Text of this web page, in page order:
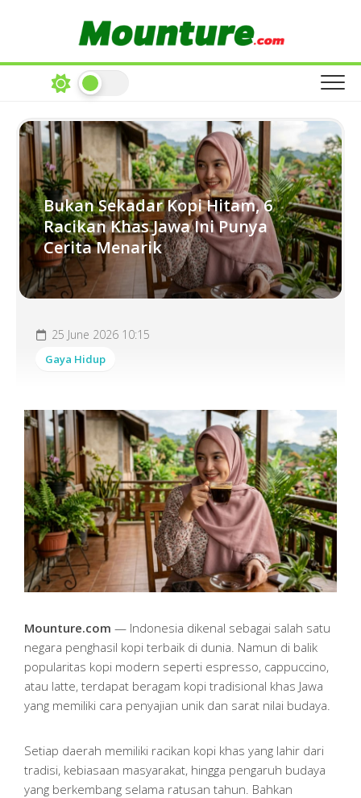
Bukan Sekadar Kopi Hitam, 6
Racikan Khas Jawa Ini Punya
Cerita Menarik
25 June 2026 10:15
Gaya Hidup
Mounture.com — Indonesia dikenal sebagai salah satu
negara penghasil kopi terbaik di dunia. Namun di balik
popularitas kopi modern seperti espresso, cappuccino,
atau latte, terdapat beragam kopi tradisional khas Jawa
yang memiliki cara penyajian unik dan sarat nilai budaya.
Setiap daerah memiliki racikan kopi khas yang lahir dari
tradisi, kebiasaan masyarakat, hingga pengaruh budaya
yang berkembang selama ratusan tahun. Bahkan